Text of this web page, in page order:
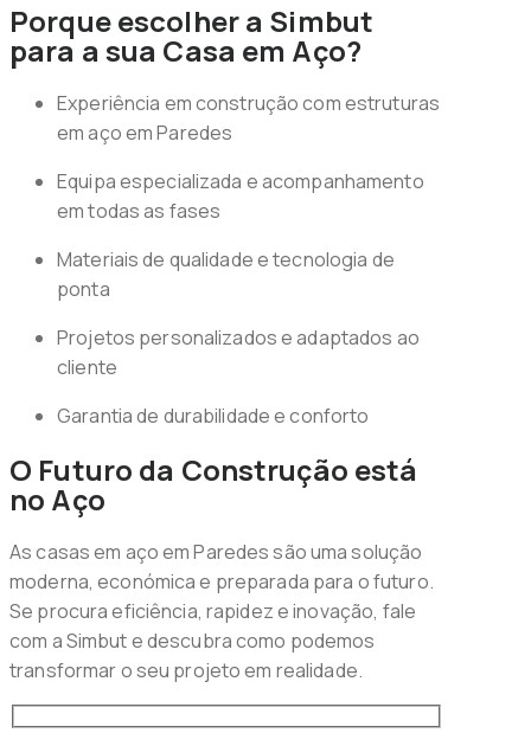
Porque escolher a Simbut
para a sua Casa em Aço?
Experiência em construção com estruturas
em aço em Paredes
Equipa especializada e acompanhamento
em todas as fases
Materiais de qualidade e tecnologia de
ponta
Projetos personalizados e adaptados ao
cliente
Garantia de durabilidade e conforto
O Futuro da Construção está
no Aço
As casas em aço em Paredes são uma solução
moderna, económica e preparada para o futuro.
Se procura eficiência, rapidez e inovação, fale
com a Simbut e descubra como podemos
transformar o seu projeto em realidade.